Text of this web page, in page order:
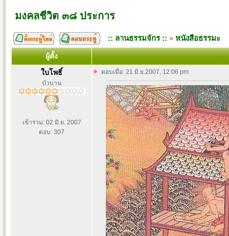
มงคลชีวิต ๓๘ ประการ
:: ลานธรรมจักร :: » หนังสือธรรมะ
ผู้ตั้ง
ใบโพธิ์
บัวบาน
เข้าร่วม: 02 มิ.ย. 2007
ตอบ: 307
ตอบเมื่อ: 21 มิ.ย.2007, 12:06 pm